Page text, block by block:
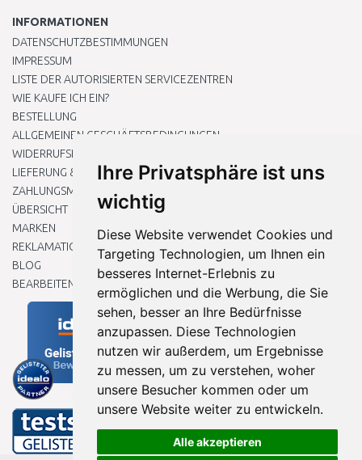
Ihre Privatsphäre ist uns
wichtig
Diese Website verwendet Cookies und
Targeting Technologien, um Ihnen ein
besseres Internet-Erlebnis zu
ermöglichen und die Werbung, die Sie
sehen, besser an Ihre Bedürfnisse
anzupassen. Diese Technologien
nutzen wir außerdem, um Ergebnisse
zu messen, um zu verstehen, woher
unsere Besucher kommen oder um
unsere Website weiter zu entwickeln.
Alle akzeptieren
INFORMATIONEN
DATENSCHUTZBESTIMMUNGEN
IMPRESSUM
LISTE DER AUTORISIERTEN SERVICEZENTREN
WIE KAUFE ICH EIN?
BESTELLUNG
ALLGEMEINEN GESCHÄFTSBEDINGUNGEN
WIDERRUFSRECHT
LIEFERUNG & ZAHLUNG
ZAHLUNGSMETHODEN
ÜBERSICHT
MARKEN
REKLAMATIONEN UND RETOUREN
BLOG
BEARBEITEN SIE MEINE COOKIE-EINSTELLUNGEN